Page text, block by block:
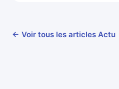
← Voir tous les articles Actu